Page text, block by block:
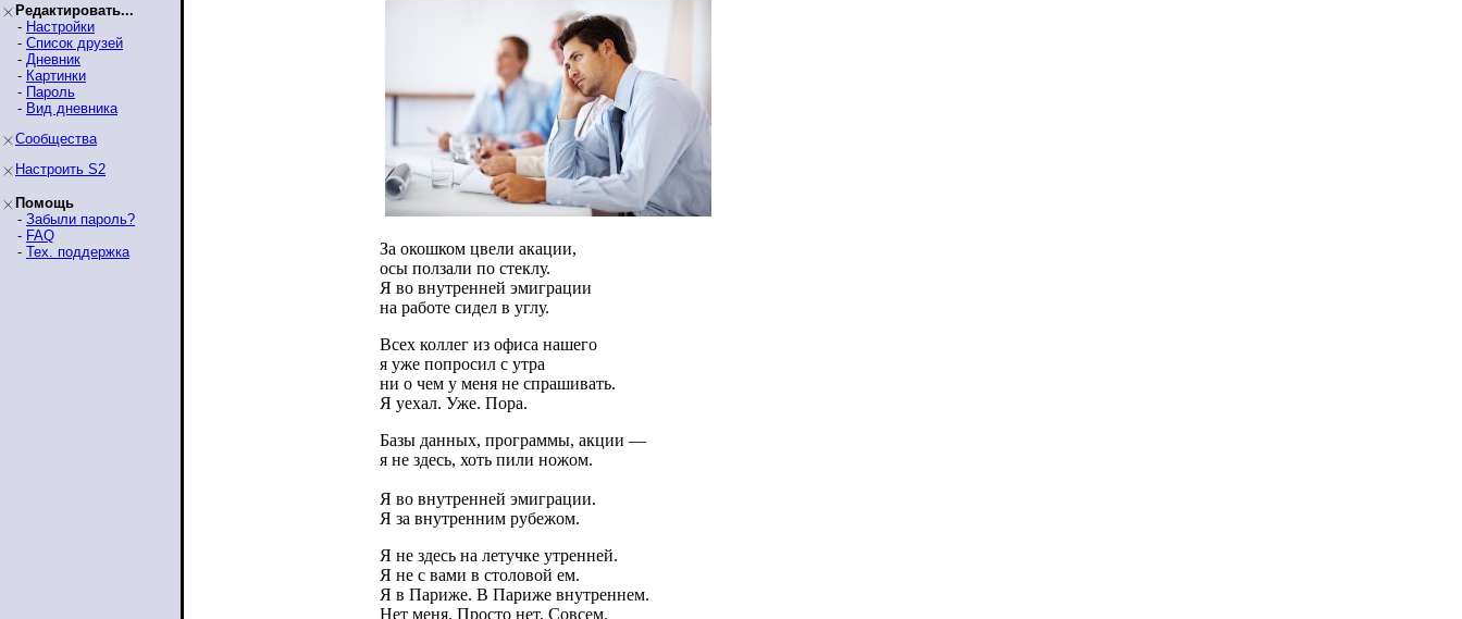
Редактировать...
- Настройки
- Список друзей
- Дневник
- Картинки
- Пароль
- Вид дневника
Сообщества
Настроить S2
Помощь
- Забыли пароль?
- FAQ
- Тех. поддержка
За окошком цвели акации,
осы ползали по стеклу.
Я во внутренней эмиграции
на работе сидел в углу.
Всех коллег из офиса нашего
я уже попросил с утра
ни о чем у меня не спрашивать.
Я уехал. Уже. Пора.
Базы данных, программы, акции —
я не здесь, хоть пили ножом.
Я во внутренней эмиграции.
Я за внутренним рубежом.
Я не здесь на летучке утренней.
Я не с вами в столовой ем.
Я в Париже. В Париже внутреннем.
Нет меня. Просто нет. Совсем.